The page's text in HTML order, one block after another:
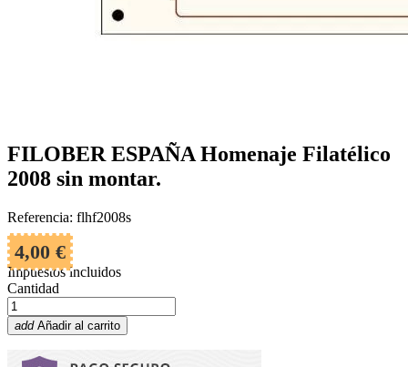
FILOBER ESPAÑA Homenaje Filatélico
2008 sin montar.
Referencia: flhf2008s
4,00 €
Impuestos incluidos
Cantidad
add Añadir al carrito